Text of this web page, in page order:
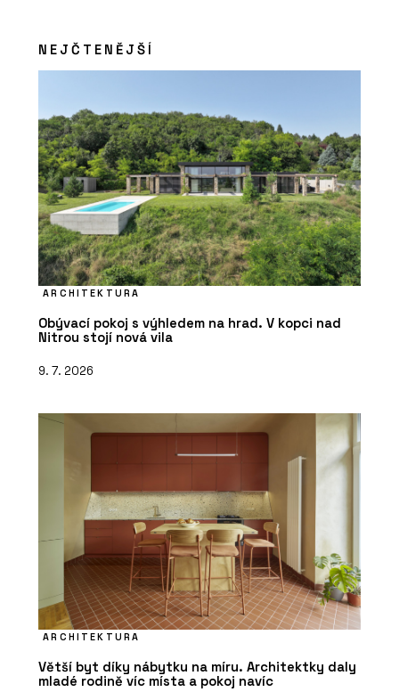
NEJČTENĚJŠÍ
ARCHITEKTURA
Obývací pokoj s výhledem na hrad. V kopci nad
Nitrou stojí nová vila
9. 7. 2026
ARCHITEKTURA
Větší byt díky nábytku na míru. Architektky daly
mladé rodině víc místa a pokoj navíc